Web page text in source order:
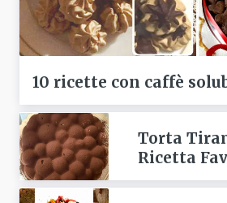
10 ricette con caffè
Torta
Ricetta